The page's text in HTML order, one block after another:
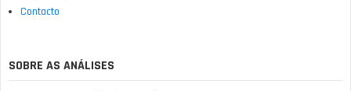
Contacto
SOBRE AS ANÁLISES